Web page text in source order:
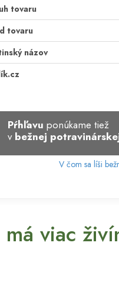
tovaru
tovaru
názov
Pŕhľavu ponúkame tiež
v bežnej
V čom sa líši
viac